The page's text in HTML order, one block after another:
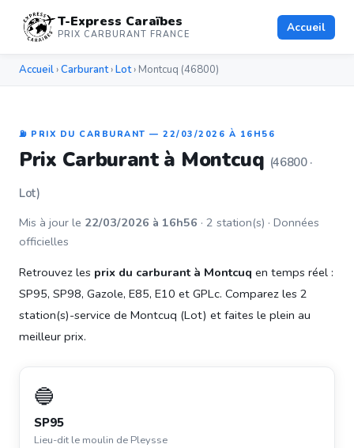
T-Express Caraïbes
PRIX CARBURANT FRANCE Accueil
Accueil ›Carburant›Lot› Montcuq (46800)
⛽ PRIX DU CARBURANT — 22/03/2026 À 16H56
Prix Carburant à Montcuq (46800 ·
Lot)
Mis à jour le 22/03/2026 à 16h56 · 2 station(s) · Données
officielles
Retrouvez les prix du carburant à Montcuq en temps réel :
SP95, SP98, Gazole, E85, E10 et GPLc. Comparez les 2
station(s)-service de Montcuq (Lot) et faites le plein au
meilleur prix.
🔵
SP95
Lieu-dit le moulin de Pleysse